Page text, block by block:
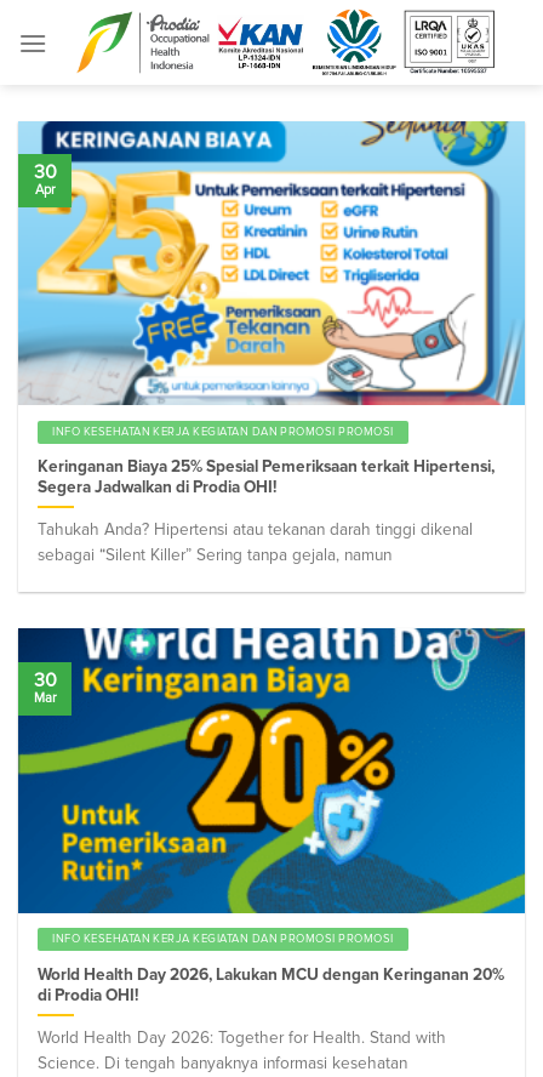
INFO KESEHATAN KERJA KEGIATAN DAN PROMOSI PROMOSI
Keringanan Biaya 25% Spesial Pemeriksaan terkait Hipertensi,
Segera Jadwalkan di Prodia OHI!
Tahukah Anda? Hipertensi atau tekanan darah tinggi dikenal
sebagai “Silent Killer” Sering tanpa gejala, namun
30
Apr
INFO KESEHATAN KERJA KEGIATAN DAN PROMOSI PROMOSI
World Health Day 2026, Lakukan MCU dengan Keringanan 20%
di Prodia OHI!
World Health Day 2026: Together for Health. Stand with
Science. Di tengah banyaknya informasi kesehatan
30
Mar